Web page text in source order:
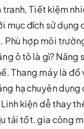
tranh, Tiết kiệm
mục đích sử dụng
Phù hợp môi
ô tô là gì? Năng
Thang máy là đồ
hạ chuyên dụng
Linh kiện dễ thay
tải tốt.gia công